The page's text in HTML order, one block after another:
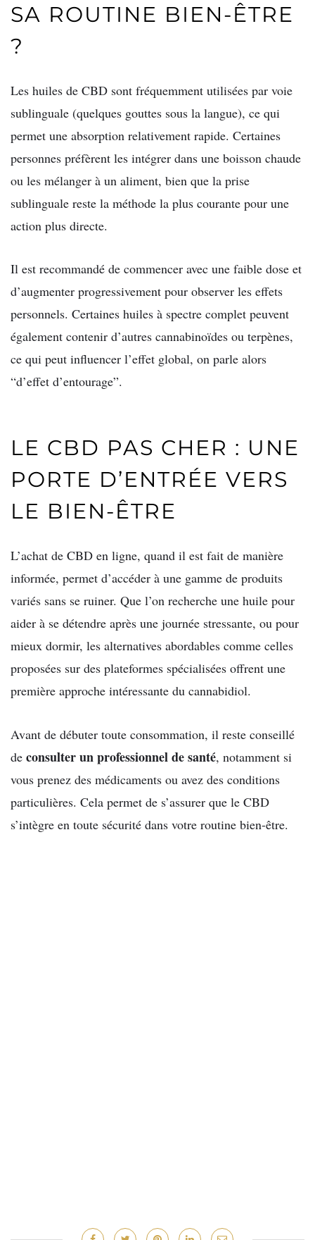
SA ROUTINE BIEN-ÊTRE
?
Les huiles de CBD sont fréquemment utilisées par voie
sublinguale (quelques gouttes sous la langue), ce qui
permet une absorption relativement rapide. Certaines
personnes préfèrent les intégrer dans une boisson chaude
ou les mélanger à un aliment, bien que la prise
sublinguale reste la méthode la plus courante pour une
action plus directe.
Il est recommandé de commencer avec une faible dose et
d’augmenter progressivement pour observer les effets
personnels. Certaines huiles à spectre complet peuvent
également contenir d’autres cannabinoïdes ou terpènes,
ce qui peut influencer l’effet global, on parle alors
“d’effet d’entourage”.
LE CBD PAS CHER : UNE
PORTE D’ENTRÉE VERS
LE BIEN-ÊTRE
L’achat de CBD en ligne, quand il est fait de manière
informée, permet d’accéder à une gamme de produits
variés sans se ruiner. Que l’on recherche une huile pour
aider à se détendre après une journée stressante, ou pour
mieux dormir, les alternatives abordables comme celles
proposées sur des plateformes spécialisées offrent une
première approche intéressante du cannabidiol.
Avant de débuter toute consommation, il reste conseillé
de consulter un professionnel de santé, notamment si
vous prenez des médicaments ou avez des conditions
particulières. Cela permet de s’assurer que le CBD
s’intègre en toute sécurité dans votre routine bien-être.